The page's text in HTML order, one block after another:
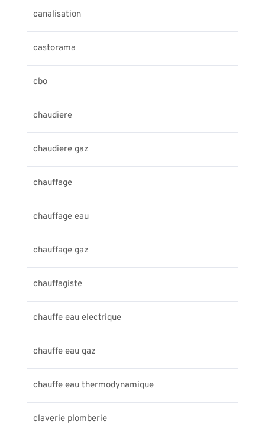
canalisation
castorama
cbo
chaudiere
chaudiere gaz
chauffage
chauffage eau
chauffage gaz
chauffagiste
chauffe eau electrique
chauffe eau gaz
chauffe eau thermodynamique
claverie plomberie